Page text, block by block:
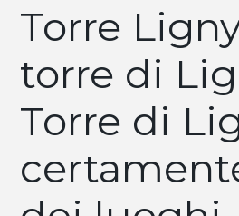
Torre
torre di
Torre di